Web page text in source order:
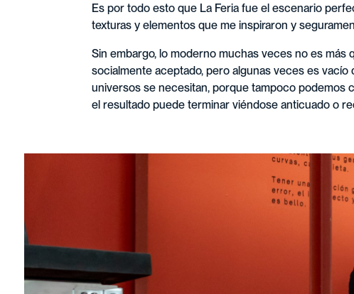
Es por todo esto que La Feria fue el escenario
texturas y elementos que me inspiraron y
Sin embargo, lo moderno muchas veces no es más
socialmente aceptado, pero algunas veces es
universos se necesitan, porque tampoco podemos
el resultado puede terminar viéndose anticuado o